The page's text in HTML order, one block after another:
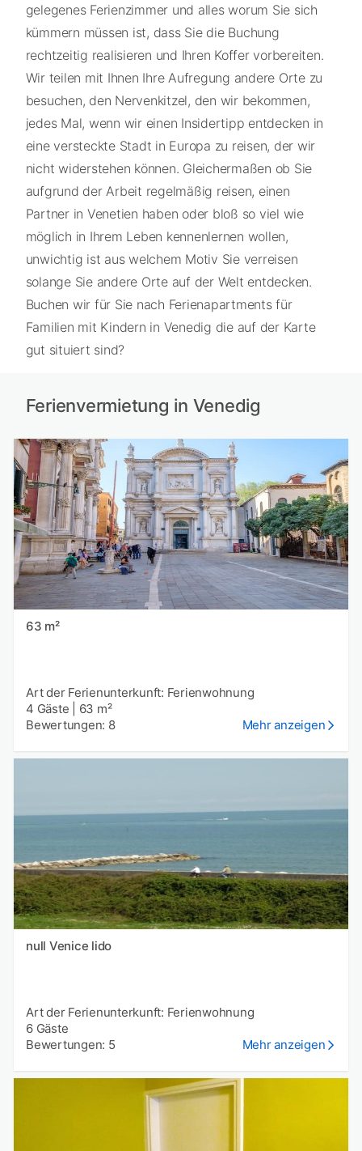
gelegenes Ferienzimmer und alles worum Sie sich
kümmern müssen ist, dass Sie die Buchung
rechtzeitig realisieren und Ihren Koffer vorbereiten.
Wir teilen mit Ihnen Ihre Aufregung andere Orte zu
besuchen, den Nervenkitzel, den wir bekommen,
jedes Mal, wenn wir einen Insidertipp entdecken in
eine versteckte Stadt in Europa zu reisen, der wir
nicht widerstehen können. Gleichermaßen ob Sie
aufgrund der Arbeit regelmäßig reisen, einen
Partner in Venetien haben oder bloß so viel wie
möglich in Ihrem Leben kennenlernen wollen,
unwichtig ist aus welchem Motiv Sie verreisen
solange Sie andere Orte auf der Welt entdecken.
Buchen wir für Sie nach Ferienapartments für
Familien mit Kindern in Venedig die auf der Karte
gut situiert sind?
Ferienvermietung in Venedig
63 m²
Art der Ferienunterkunft: Ferienwohnung
4 Gäste
63 m²
Bewertungen: 8
Mehr anzeigen
null Venice lido
Art der Ferienunterkunft: Ferienwohnung
6 Gäste
Bewertungen: 5
Mehr anzeigen